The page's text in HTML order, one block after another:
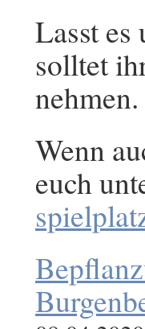
Lasst es
solltet
nehmen.
Wenn
euch